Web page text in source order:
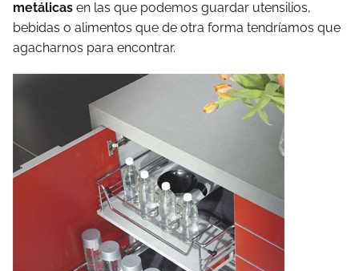
metálicas en las que podemos guardar utensilios,
bebidas o alimentos que de otra forma tendríamos que
agacharnos para encontrar.